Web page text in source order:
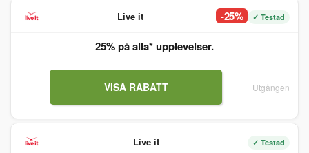
Live it -25% ✓ Testad
25% på alla* upplevelser.
VISA RABATT Utgången
Live it ✓ Testad